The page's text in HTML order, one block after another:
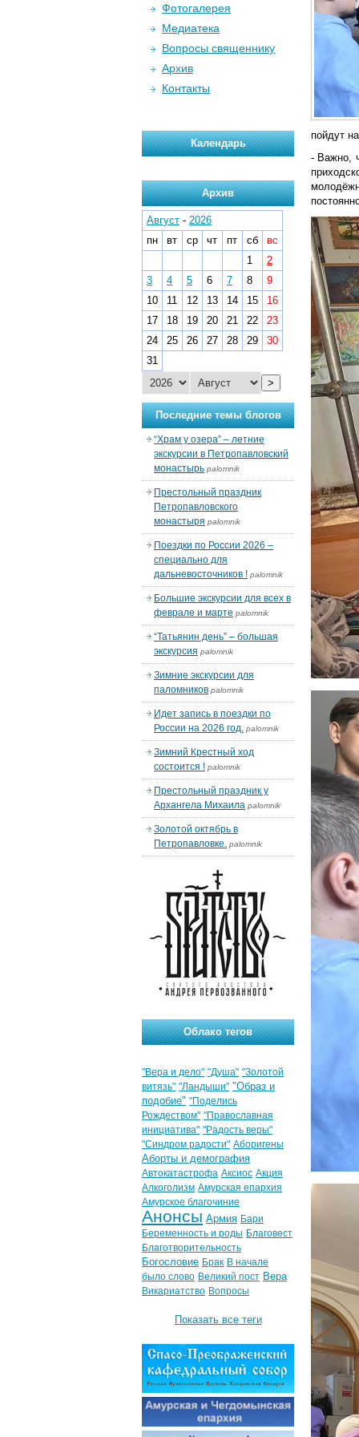
пойдут
- Важно,
Фотогалерея
Медиатека
Вопросы священнику
Архив
Контакты
Календарь
Архив
Август - 2026
пн
вт ср чт пт сб
вс
1
2
3
4 5 6 7 8
9
10
11 12 13 14 15
16
17
18 19 20 21 22
23
24
25 26 27 28 29
30
31
>
Последние темы блогов
“Храм у озера” – летние
экскурсии в Петропавловский
монастырь palomnik
Престольный праздник
Петропавловского
монастыря palomnik
Поездки по России 2026 –
специально для
дальневосточников ! palomnik
Большие экскурсии для всех в
феврале и марте palomnik
“Татьянин день” – большая
экскурсия palomnik
Зимние экскурсии для
паломников palomnik
Идет запись в поездки по
России на 2026 год. palomnik
Зимний Крестный ход
состоится ! palomnik
Престольный праздник у
Архангела Михаила palomnik
Золотой октябрь в
Петропавловке. palomnik
Облако тегов
"Вера и дело" "Душа" "Золотой
витязь" "Ландыши" "Образ и
подобие" "Поделись
Рождеством" "Православная
инициатива" "Радость веры"
"Синдром радости" Аборигены
Аборты и демография
Автокатастрофа Аксиос Акция
Алкоголизм Амурская епархия
Амурское благочиние
Анонсы Армия Бари
Беременность и роды Благовест
Благотворительность
Богословие Брак В начале
было слово Великий пост Вера
Викариатство Вопросы
Показать все теги